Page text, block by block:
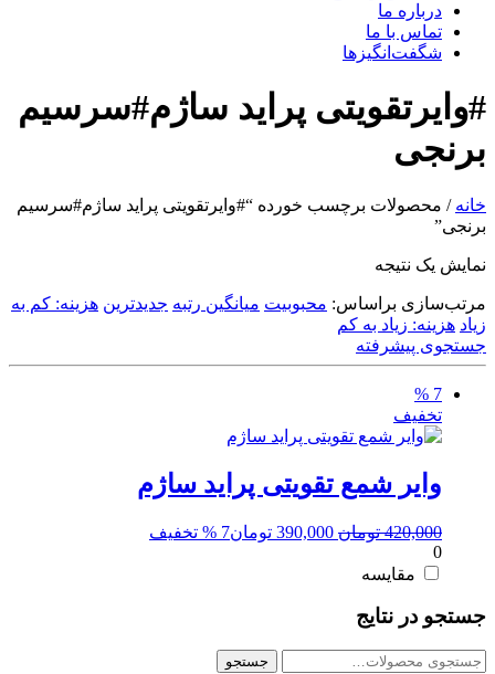
درباره ما
تماس با ما
شگفت‌انگیزها
#وایرتقویتی پراید ساژم#سرسیم
برنجی
خانه / محصولات برچسب خورده “#وایرتقویتی پراید ساژم#سرسیم
برنجی”
نمایش یک نتیجه
مرتب‌سازی براساس: محبوبیت میانگین رتبه جدیدترین هزینه: کم به
زیاد هزینه: زیاد به کم
جستجوی پیشرفته
7 %
تخفیف
وایر شمع تقویتی پراید ساژم
420,000 تومان قیمت
390,000 تومان7 % تخفیف
0
مقایسه
جستجو در نتایج
جستجو
جستجو